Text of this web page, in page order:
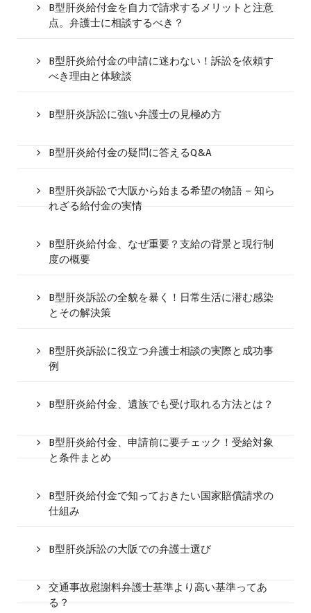
B型肝炎給付金を自力で請求するメリットと注意
点。弁護士に相談するべき？
B型肝炎給付金の申請に迷わない！訴訟を依頼す
べき理由と体験談
B型肝炎訴訟に強い弁護士の見極め方
B型肝炎給付金の疑問に答えるQ&A
B型肝炎訴訟で大阪から始まる希望の物語 – 知ら
れざる給付金の実情
B型肝炎給付金、なぜ重要？支給の背景と現行制
度の概要
B型肝炎訴訟の全貌を暴く！日常生活に潜む感染
とその解決策
B型肝炎訴訟に役立つ弁護士相談の実際と成功事
例
B型肝炎給付金、遺族でも受け取れる方法とは？
B型肝炎給付金、申請前に要チェック！受給対象
と条件まとめ
B型肝炎給付金で知っておきたい国家賠償請求の
仕組み
B型肝炎訴訟の大阪での弁護士選び
交通事故慰謝料弁護士基準より高い基準ってあ
る？